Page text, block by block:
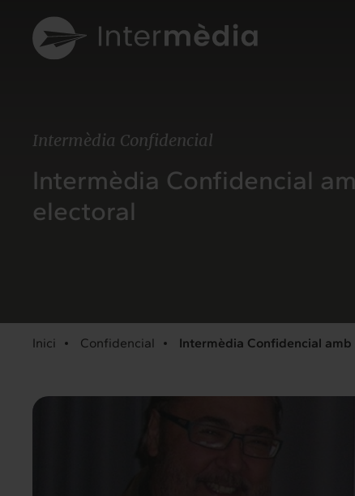
Intermèdia Confidencial
Intermèdia Confidencial
electoral
Inici Confidencial Intermèdia Confidencial